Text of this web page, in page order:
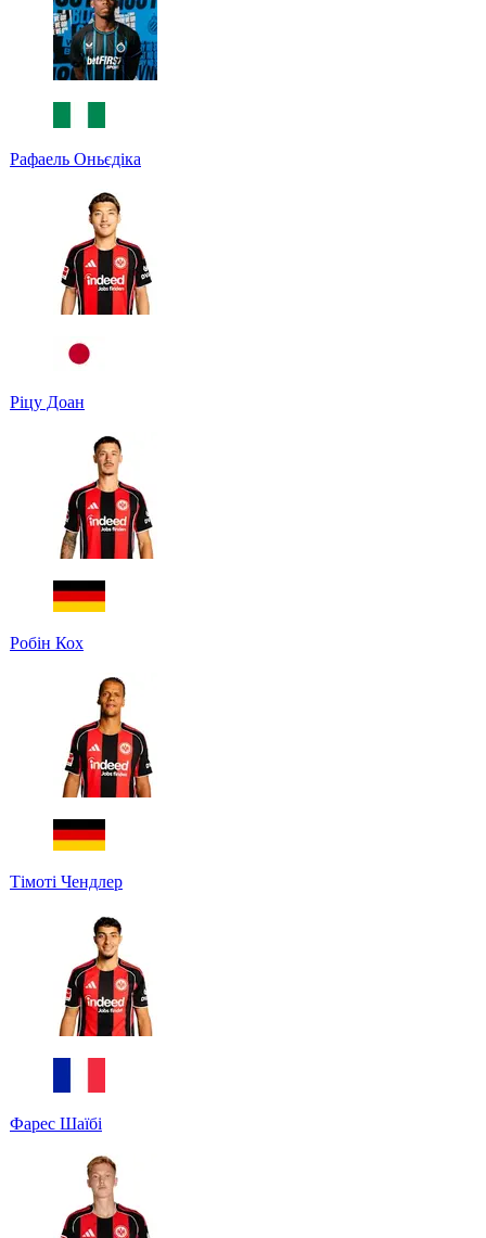
Рафаель Оньєдіка
Ріцу Доан
Робін Кох
Тімоті Чендлер
Фарес Шаїбі